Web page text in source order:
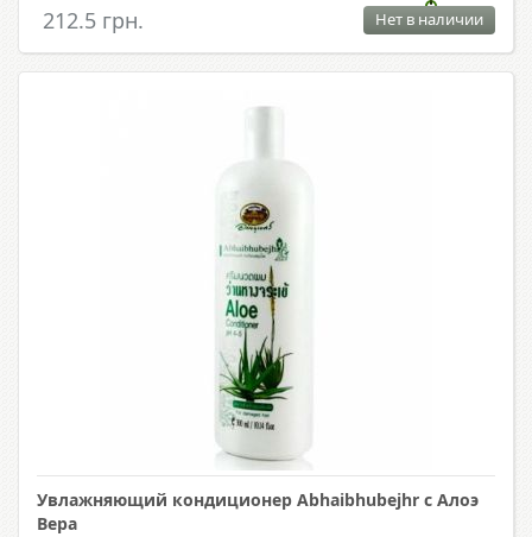
212.5 грн. Нет в наличии
Увлажняющий кондиционер Abhaibhubejhr с Алоэ
Вера